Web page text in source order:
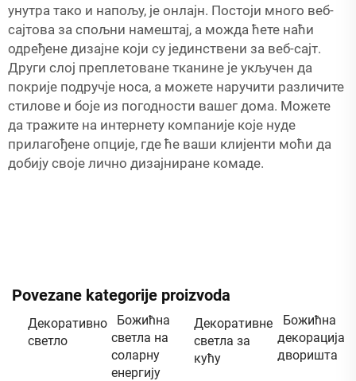
унутра тако и напољу, је онлајн. Постоји много веб-
сајтова за спољни намештај, а можда ћете наћи
одређене дизајне који су јединствени за веб-сајт.
Други слој преплетоване тканине је укључен да
покрије подручје носа, а можете наручити различите
стилове и боје из погодности вашег дома. Можете
да тражите на интернету компаније које нуде
прилагођене опције, где ће ваши клијенти моћи да
добију своје лично дизајниране комаде.
Povezane kategorije proizvoda
Декоративно
светло
Божићна
светла на
соларну
енергију
Декоративне
светла за
кућу
Божићна
декорација
дворишта